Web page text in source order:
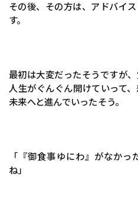
その後、その方は、アドバイ
す。
最初は大変だったそうですが
人生がぐんぐん開けていって
未来へと進んでいったそう。
「『御食事ゆにわ』がなか
ね」